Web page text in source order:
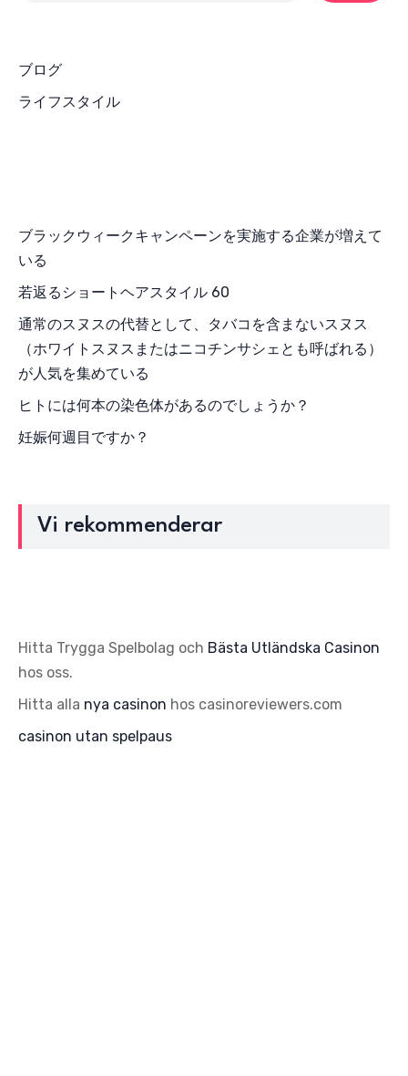
ブログ
ライフスタイル
ブラックウィークキャンペーンを実施する企業が増えて
いる
若返るショートヘアスタイル 60
通常のスヌスの代替として、タバコを含まないスヌス
（ホワイトスヌスまたはニコチンサシェとも呼ばれる）
が人気を集めている
ヒトには何本の染色体があるのでしょうか？
妊娠何週目ですか？
Vi rekommenderar
Hitta Trygga Spelbolag och Bästa Utländska Casinon
hos oss.
Hitta alla nya casinon hos casinoreviewers.com
casinon utan spelpaus